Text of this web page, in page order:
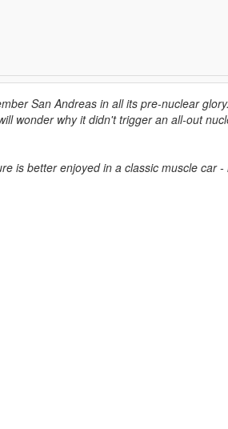
San Andreas in all its pre-nuclear
wonder why it didn't trigger an all-out
is better enjoyed in a classic muscle car -